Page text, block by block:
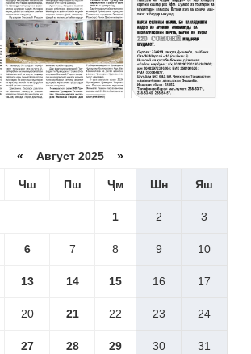
« Август 2025 »
Чш Пш Ҷм Шн Яш
1 2 3
6 7 8 9 10
13 14 15 16 17
20 21 22 23 24
27 28 29 30 31